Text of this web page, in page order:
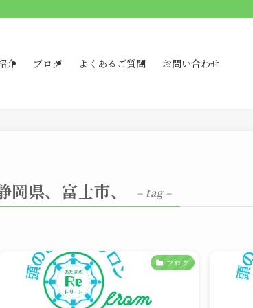
介 ブログ よくあるご質問 お問い合わせ
県、富士市、 – tag –
ブログ